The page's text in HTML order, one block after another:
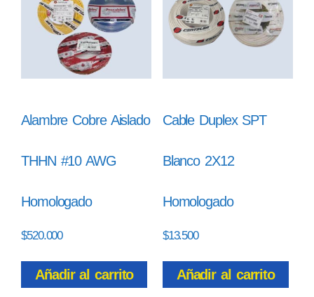
Alambre Cobre Aislado
THHN #10 AWG
Homologado
$520.000
Añadir al carrito
Cable Duplex SPT
Blanco 2X12
Homologado
$13.500
Añadir al carrito